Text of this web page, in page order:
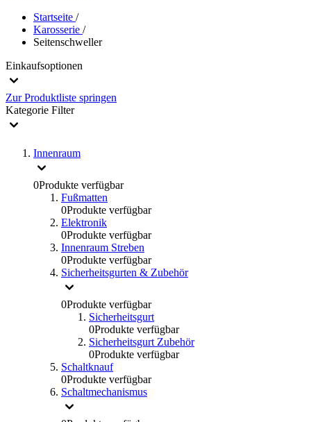
Startseite /
Karosserie /
Seitenschweller
Einkaufsoptionen
Zur Produktliste springen
Kategorie Filter
Innenraum
0Produkte verfügbar
Fußmatten
0Produkte verfügbar
Elektronik
0Produkte verfügbar
Innenraum Streben
0Produkte verfügbar
Sicherheitsgurten & Zubehör
0Produkte verfügbar
Sicherheitsgurt
0Produkte verfügbar
Sicherheitsgurt Zubehör
0Produkte verfügbar
Schaltknauf
0Produkte verfügbar
Schaltmechanismus